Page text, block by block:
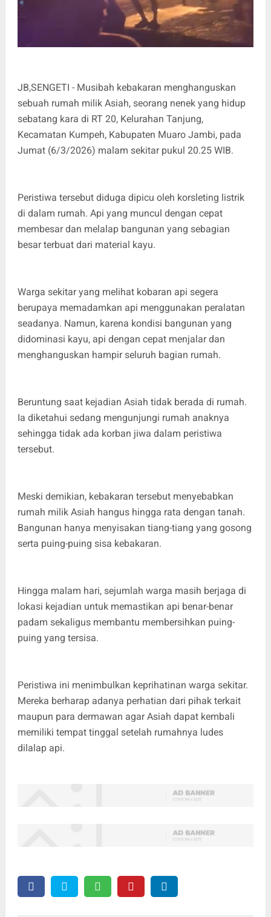
JB,SENGETI - Musibah kebakaran menghanguskan
sebuah rumah milik Asiah, seorang nenek yang hidup
sebatang kara di RT 20, Kelurahan Tanjung,
Kecamatan Kumpeh, Kabupaten Muaro Jambi, pada
Jumat (6/3/2026) malam sekitar pukul 20.25 WIB.
Peristiwa tersebut diduga dipicu oleh korsleting listrik
di dalam rumah. Api yang muncul dengan cepat
membesar dan melalap bangunan yang sebagian
besar terbuat dari material kayu.
Warga sekitar yang melihat kobaran api segera
berupaya memadamkan api menggunakan peralatan
seadanya. Namun, karena kondisi bangunan yang
didominasi kayu, api dengan cepat menjalar dan
menghanguskan hampir seluruh bagian rumah.
Beruntung saat kejadian Asiah tidak berada di rumah.
Ia diketahui sedang mengunjungi rumah anaknya
sehingga tidak ada korban jiwa dalam peristiwa
tersebut.
Meski demikian, kebakaran tersebut menyebabkan
rumah milik Asiah hangus hingga rata dengan tanah.
Bangunan hanya menyisakan tiang-tiang yang gosong
serta puing-puing sisa kebakaran.
Hingga malam hari, sejumlah warga masih berjaga di
lokasi kejadian untuk memastikan api benar-benar
padam sekaligus membantu membersihkan puing-
puing yang tersisa.
Peristiwa ini menimbulkan keprihatinan warga sekitar.
Mereka berharap adanya perhatian dari pihak terkait
maupun para dermawan agar Asiah dapat kembali
memiliki tempat tinggal setelah rumahnya ludes
dilalap api.